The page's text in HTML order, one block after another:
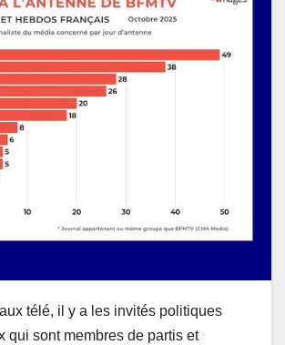
télé, il y a les invités politiques
qui sont membres de partis et